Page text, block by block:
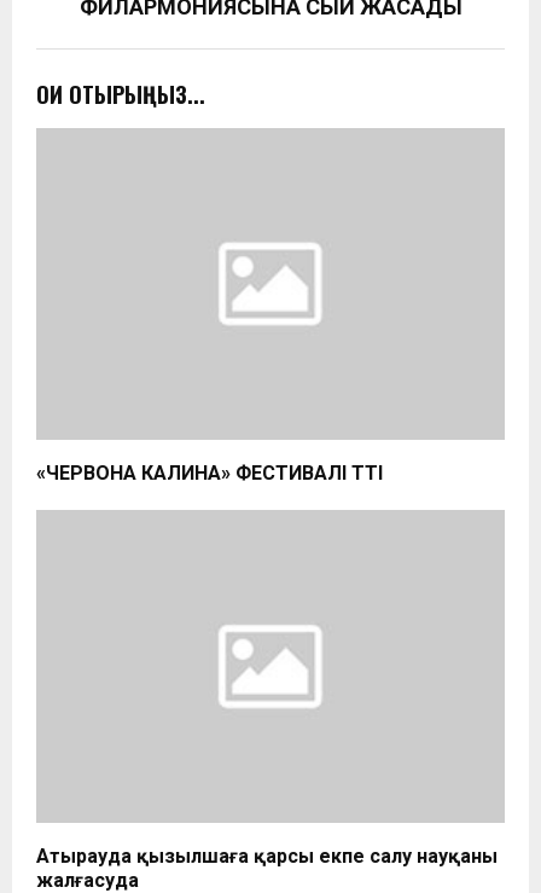
ФИЛАРМОНИЯСЫНА СЫЙ ЖАСАДЫ
ОҚИ ОТЫРЫҢЫЗ...
«ЧЕРВОНА КАЛИНА» ФЕСТИВАЛІ ӨТТІ
Атырауда қызылшаға қарсы екпе салу науқаны
жалғасуда